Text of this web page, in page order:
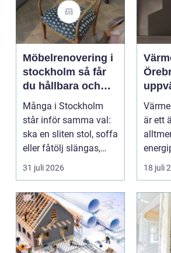
Möbelrenovering i
stockholm så får
du hållbara och
vackra möbler
Många i Stockholm
står inför samma val:
ska en sliten stol, soffa
eller fåtölj slängas,
säljas billi...
31 juli 2026
Örebro
hus
är ett
fler vill
18 juli